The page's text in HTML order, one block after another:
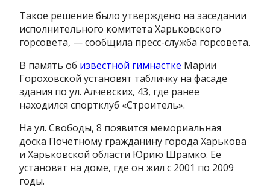
Такое решение было утверждено на заседании
исполнительного комитета Харьковского
горсовета, — сообщила пресс-служба горсовета.
В память об известной гимнастке Марии
Гороховской установят табличку на фасаде
здания по ул. Алчевских, 43, где ранее
находился спортклуб «Строитель».
На ул. Свободы, 8 появится мемориальная
доска Почетному гражданину города Харькова
и Харьковской области Юрию Шрамко. Ее
установят на доме, где он жил с 2001 по 2009
годы.